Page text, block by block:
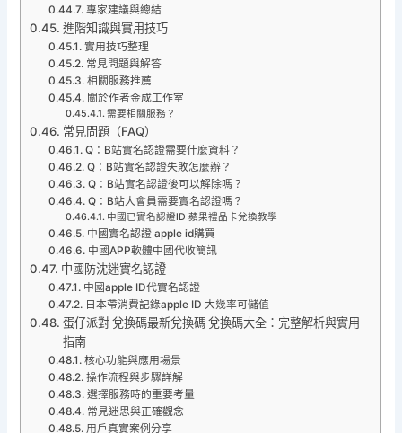
專家建議與總結
進階知識與實用技巧
實用技巧整理
常見問題與解答
相關服務推薦
關於作者金成工作室
需要相關服務？
常見問題（FAQ）
Q：B站實名認證需要什麼資料？
Q：B站實名認證失敗怎麼辦？
Q：B站實名認證後可以解除嗎？
Q：B站大會員需要實名認證嗎？
中國已實名認證ID 蘋果禮品卡兌換教學
中國實名認證 apple id購買
中國APP軟體中國代收簡訊
中國防沈迷實名認證
中國apple ID代實名認證
日本帶消費記錄apple ID 大幾率可儲值
蛋仔派對 兌換碼最新兌換碼 兌換碼大全：完整解析與實用
指南
核心功能與應用場景
操作流程與步驟詳解
選擇服務時的重要考量
常見迷思與正確觀念
用戶真實案例分享